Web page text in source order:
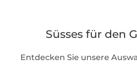
Süsses für den
Entdecken Sie unsere